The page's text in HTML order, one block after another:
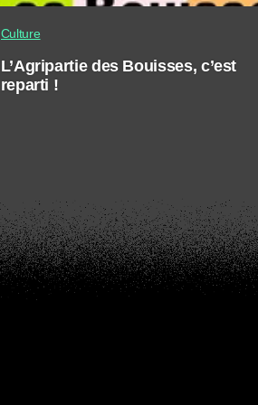
Culture
L’Agripartie des Bouisses, c’est
reparti !